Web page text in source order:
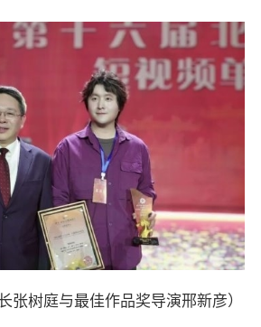
张树庭与最佳作品奖导演邢新彦）